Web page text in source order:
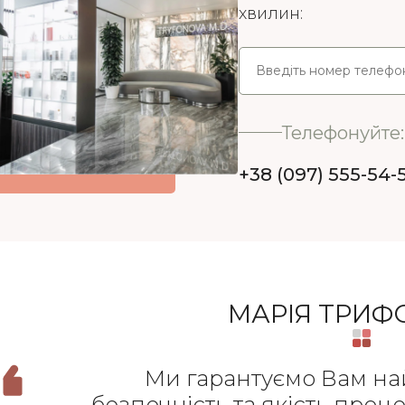
хвилин:
Телефонуйте:
+38 (097) 555-54-
МАРІЯ
Ми гарантуємо Вам